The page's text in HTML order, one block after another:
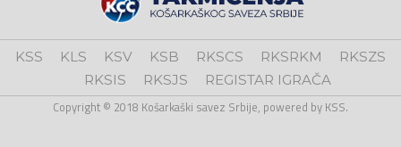
KSS KLS KSV KSB RKSCS RKSRKM
RKSZS
RKSIS
RKSJS REGISTAR IGRAČA
Copyright © 2018 Košarkaški savez Srbije, powered by KSS.